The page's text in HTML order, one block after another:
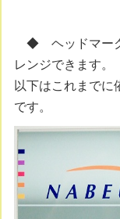
◆ ヘッドマーク
レンジできます。
以下はこれまでに
です。